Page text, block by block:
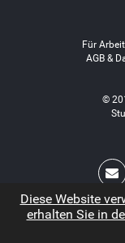
Für
AGB &
©
Diese Website
erhalten Sie in